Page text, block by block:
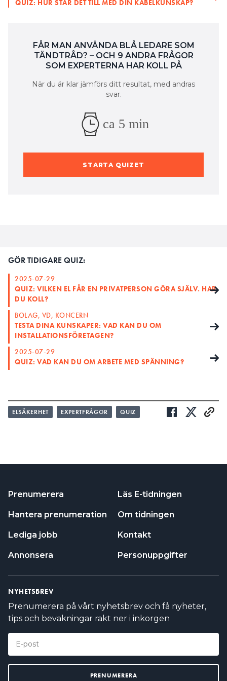
QUIZ: HUR STÅR DET TILL MED DIN KABELKUNSKAP?
FÅR MAN ANVÄNDA BLÅ LEDARE SOM
TÄNDTRÅD? – OCH 9 ANDRA FRÅGOR
SOM EXPERTERNA HAR KOLL PÅ
När du är klar jämförs ditt resultat, med andras
svar.
ca 5 min
STARTA QUIZET
GÖR TIDIGARE QUIZ:
2025-07-29
QUIZ: VILKEN EL FÅR EN PRIVATPERSON GÖRA SJÄLV. HAR
DU KOLL?
BOLAG, VD, KONCERN
TESTA DINA KUNSKAPER: VAD KAN DU OM
INSTALLATIONSFÖRETAGEN?
2025-07-29
QUIZ: VAD KAN DU OM ARBETE MED SPÄNNING?
ELSÄKERHET EXPERTFRÅGOR QUIZ
Prenumerera
Hantera prenumeration
Lediga jobb
Annonsera
Läs E-tidningen
Om tidningen
Kontakt
Personuppgifter
NYHETSBREV
Prenumerera på vårt nyhetsbrev och få nyheter,
tips och bevakningar rakt ner i inkorgen